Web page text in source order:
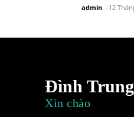
admin - 12
Đình Trung
Xin chào